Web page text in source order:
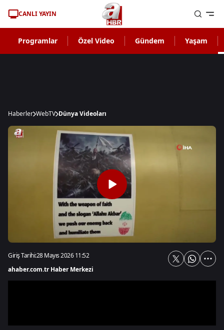
CANLI YAYIN
Programlar Özel Video Gündem Yaşam
Haberler WebTV Dünya Videoları
Giriş Tarihi:28 Mayıs 2026 11:52
ahaber.com.tr Haber Merkezi